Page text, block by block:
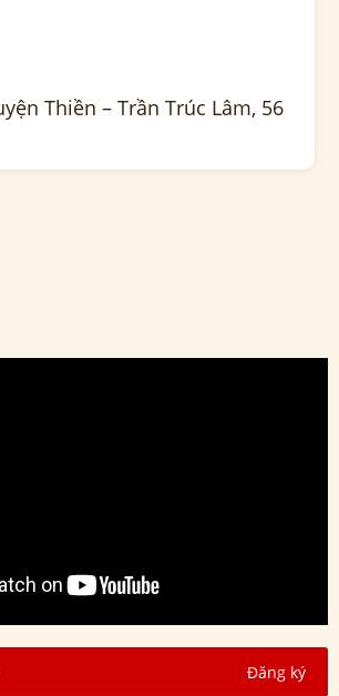
Thiền – Trần Trúc Lâm, 56
Đăng ký